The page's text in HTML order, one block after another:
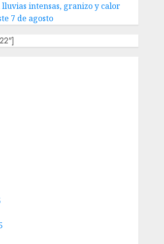
intensas, granizo y calor
7 de agosto